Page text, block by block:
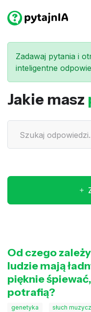
Zadawaj pytania i
inteligentne
Jakie masz
Od czego
ludzie mają
pięknie
potrafią?
genetyka słuch